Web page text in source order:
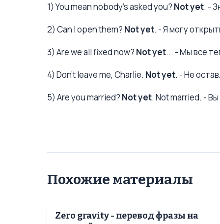
1) You mean nobody's asked you? Not yet. -
2) Can I open them? Not yet. - Я могу
3) Are we all fixed now? Not yet... - Мы все
4) Don't leave me, Charlie. Not yet. - Не
5) Are you married? Not yet. Not married. -
Похожие материалы
Zero gravity - перевод фразы на